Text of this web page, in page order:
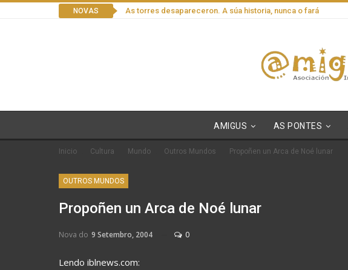
NOVAS As torres desapareceron. A súa historia, nunca o fará
AMIGUS AS PONTES
Inicio Cultura Mundo Outros Mundos Propoñen un Arca de Noé lunar
OUTROS MUNDOS
Propoñen un Arca de Noé lunar
Nova do 9 Setembro, 2004 0
Lendo iblnews.com: